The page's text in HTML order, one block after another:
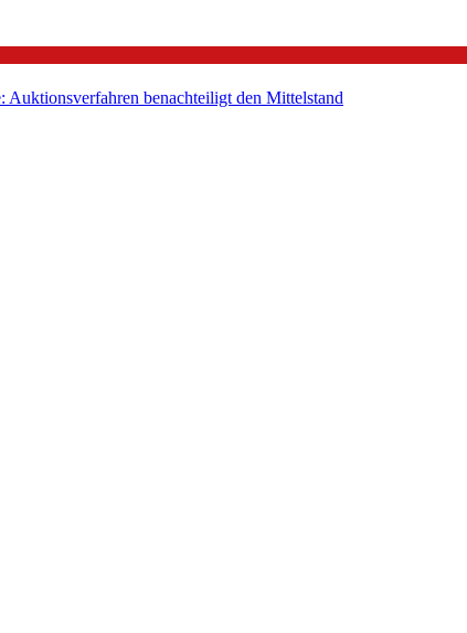
benachteiligt den Mittelstand